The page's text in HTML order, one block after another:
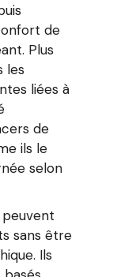
de
Plus
les
liées à
de
ils le
selon
peuvent
sans être
Ils